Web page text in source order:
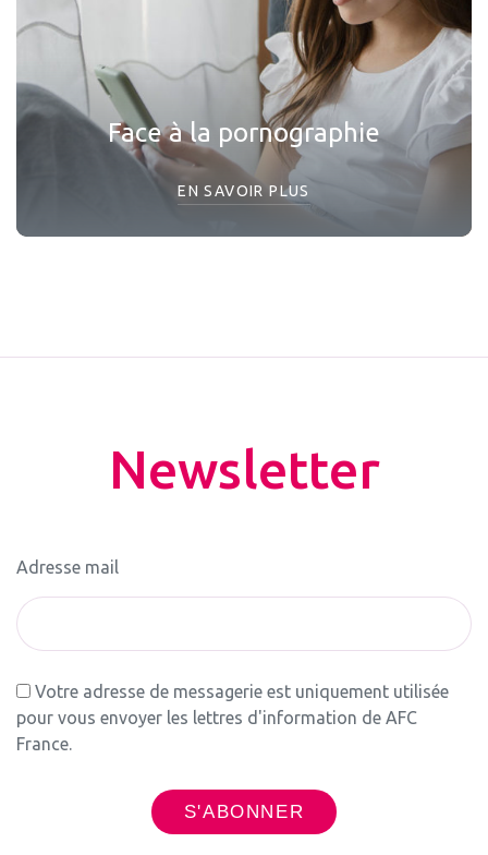
Face à la pornographie
EN SAVOIR PLUS
Newsletter
Adresse mail
Votre adresse de messagerie est uniquement utilisée
pour vous envoyer les lettres d'information de AFC
France.